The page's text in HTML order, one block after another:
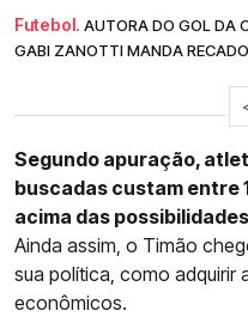
Futebol. AUTORA DO GOL DA
GABI ZANOTTI MANDA
Segundo apuração,
buscadas custam entre
acima das
Ainda assim, o Timão
sua política, como adquirir
econômicos.